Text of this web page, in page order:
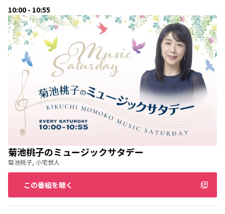
10:00 - 10:55
菊池桃子のミュージックサタデー
菊池桃子, 小宅世人
この番組を聴く